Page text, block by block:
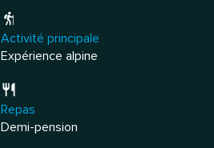
Activité principale
Expérience alpine
Repas
Demi-pension